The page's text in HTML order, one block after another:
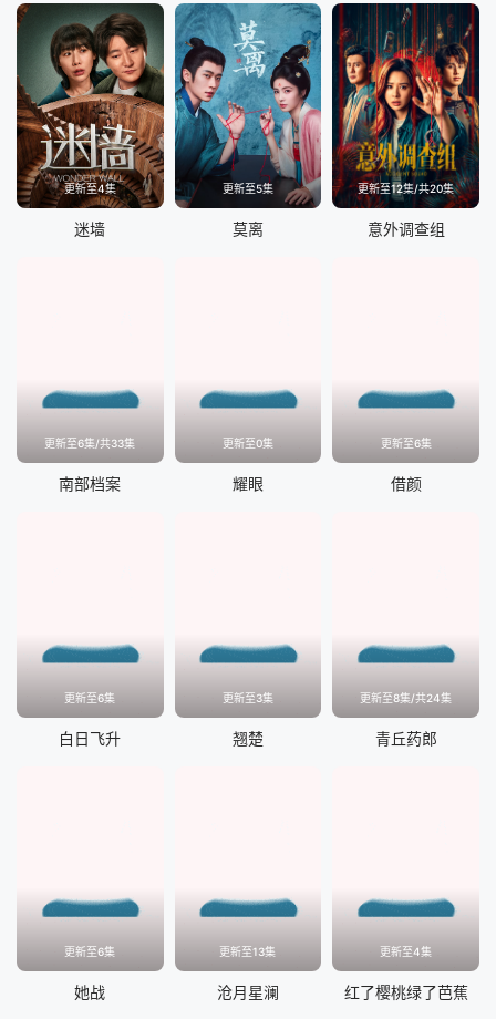
更新至4集
迷墙
更新至5集
莫离
更新至12集/共20集
意外调查组
更新至6集/共33集
南部档案
更新至0集
耀眼
更新至6集
借颜
更新至6集
白日飞升
更新至3集
翘楚
更新至8集/共24集
青丘药郎
更新至6集
她战
更新至13集
沧月星澜
更新至4集
红了樱桃绿了芭蕉